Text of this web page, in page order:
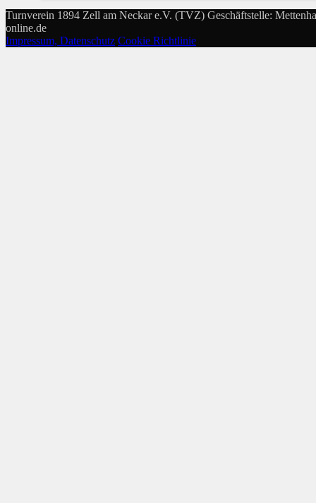
Turnverein 1894 Zell am Neckar e.V. (TVZ) Geschäftstelle:
online.de
Impressum, Datenschutz Cookie Richtlinie